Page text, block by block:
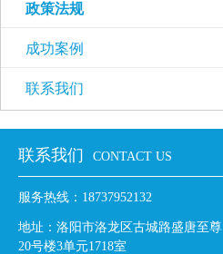
政策法规
成功案例
联系我们
联系我们 CONTACT US
服务热线：18737952132
地址：洛阳市洛龙区古城路盛唐至尊
20号楼3单元1718室